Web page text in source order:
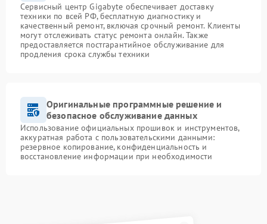
Сервисный центр Gigabyte обеспечивает доставку
техники по всей РФ, бесплатную диагностику и
качественный ремонт, включая срочный ремонт. Клиенты
могут отслеживать статус ремонта онлайн. Также
предоставляется постгарантийное обслуживание для
продления срока службы техники
Оригинальные программные решение и
безопасное обслуживание данных
Использование официальных прошивок и инструментов,
аккуратная работа с пользовательскими данными:
резервное копирование, конфиденциальность и
восстановление информации при необходимости